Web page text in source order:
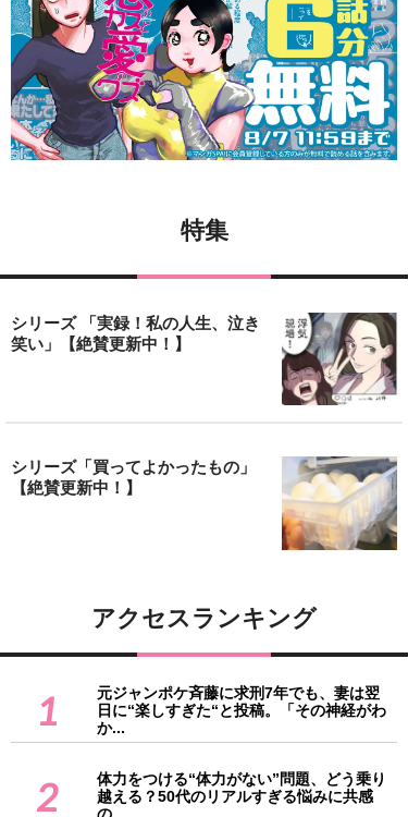
特集
シリーズ 「実録！私の人生、泣き
笑い」【絶賛更新中！】
シリーズ「買ってよかったもの」
【絶賛更新中！】
アクセスランキング
1
元ジャンポケ斉藤に求刑7年でも、妻は翌
日に“楽しすぎた“と投稿。「その神経がわ
か...
2
体力をつける“体力がない”問題、どう乗り
越える？50代のリアルすぎる悩みに共感